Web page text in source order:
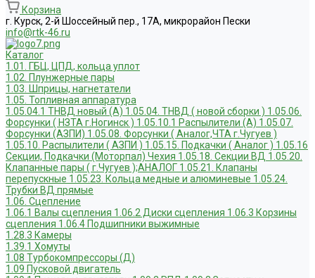
Корзина
г. Курск, 2-й Шоссейный пер., 17А, микрорайон Пески
info@rtk-46.ru
Каталог
1.01. ГБЦ, ЦПД, кольца уплот
1.02. Плунжерные пары
1.03. Шприцы, нагнетатели
1.05. Топливная аппаратура
1.05.04.1 ТНВД новый (А) 1.05.04. ТНВД ( новой сборки ) 1.05.06.
Форсунки ( НЗТА г.Ногинск ) 1.05.10.1 Распылители (А) 1.05.07.
Форсунки (АЗПИ) 1.05.08. Форсунки ( Аналог,ЧТА г.Чугуев )
1.05.10. Распылители ( АЗПИ ) 1.05.15. Подкачки ( Аналог ) 1.05.16
Секции, Подкачки (Моторпал) Чехия 1.05.18. Секции ВД 1.05.20.
Клапанные пары ( г.Чугуев );АНАЛОГ 1.05.21. Клапаны
перепускные 1.05.23. Кольца медные и алюминевые 1.05.24.
Трубки ВД прямые
1.06. Сцепление
1.06.1 Валы сцепления 1.06.2 Диски сцепления 1.06.3 Корзины
сцепления 1.06.4 Подшипники выжимные
1.28.3 Камеры
1.39.1 Хомуты
1.08 Турбокомпрессоры (Д)
1.09 Пусковой двигатель